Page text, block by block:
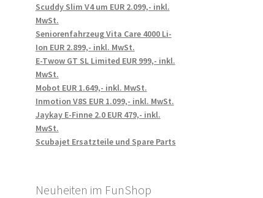
Scuddy Slim V4 um EUR 2.099,- inkl.
MwSt.
Seniorenfahrzeug Vita Care 4000 Li-
Ion EUR 2.899,- inkl. MwSt.
E-Twow GT SL Limited EUR 999,- inkl.
MwSt.
Mobot EUR 1.649,- inkl. MwSt.
Inmotion V8S EUR 1.099,- inkl. MwSt.
Jaykay E-Finne 2.0 EUR 479,- inkl.
MwSt.
Scubajet Ersatzteile und Spare Parts
Neuheiten im FunShop